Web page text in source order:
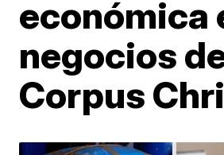
económica
negocios
Corpus